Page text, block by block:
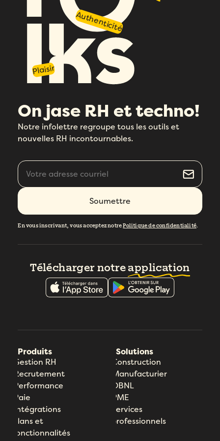
Authenticité
Plaisir
On jase RH et techno!
Notre infolettre regroupe tous les outils et
nouvelles RH incontournables.
En vous inscrivant, vous acceptez notrePolitique de confidentialité.
Télécharger notreapplication
Produits
Gestion RH
Recrutement
Performance
Paie
Intégrations
Plans et
fonctionnalités
Solutions
Construction
Manufacturier
OBNL
PME
Services
professionnels